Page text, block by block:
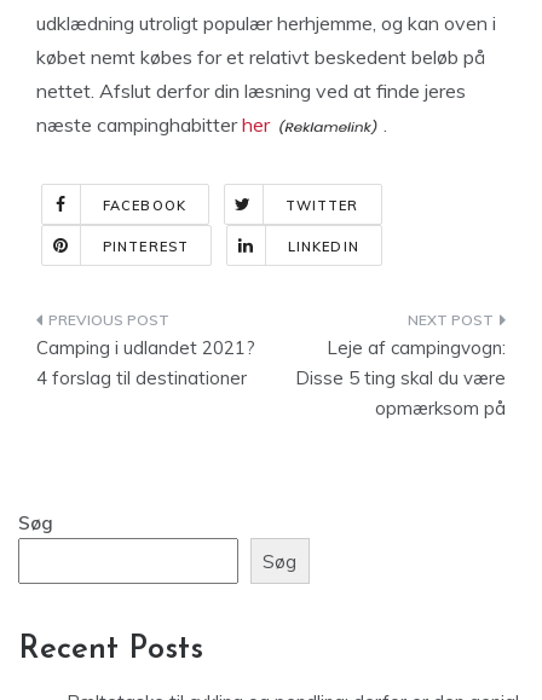
udklædning utroligt populær herhjemme, og kan oven i
købet nemt købes for et relativt beskedent beløb på
nettet. Afslut derfor din læsning ved at finde jeres
næste campinghabitterher .
FACEBOOK TWITTER
PINTEREST LINKEDIN
Indlægsnavigation
Camping i udlandet 2021?
4 forslag til destinationer
Leje af campingvogn:
Disse 5 ting skal du være
opmærksom på
Søg
Søg
Recent Posts